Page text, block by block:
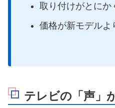
取り付けがとにか
価格が新モデルよ
テレビの「声」